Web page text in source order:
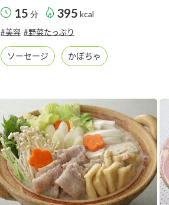
ぽん酢サワー 納豆の豆知識
15 分 395 kcal
#美容 #野菜たっぷり
ソーセージ かぼちゃ